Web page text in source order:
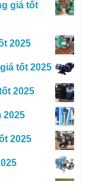
giá tốt
2025
tốt 2025
2025
2025
2025